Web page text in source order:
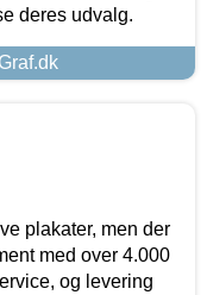
deres udvalg.
plakater, men der
med over 4.000
og levering